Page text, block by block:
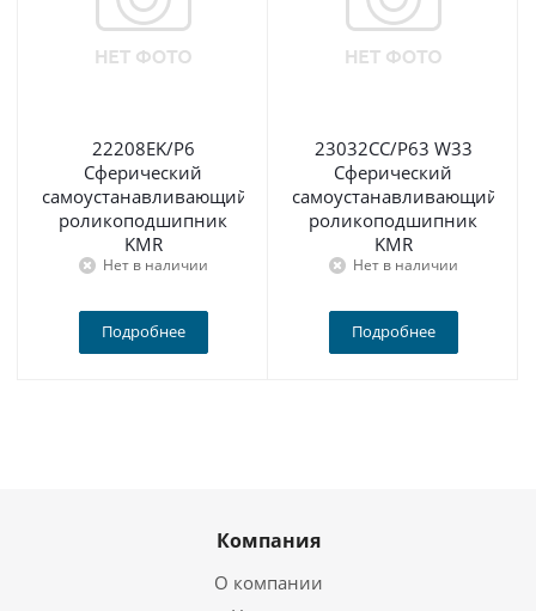
22208EK/P6
Сферический
самоустанавливающийся
роликоподшипник
KMR
Нет в наличии
Подробнее
23032CC/P63 W33
Сферический
самоустанавливающийся
роликоподшипник
KMR
Нет в наличии
Подробнее
Компания
О компании